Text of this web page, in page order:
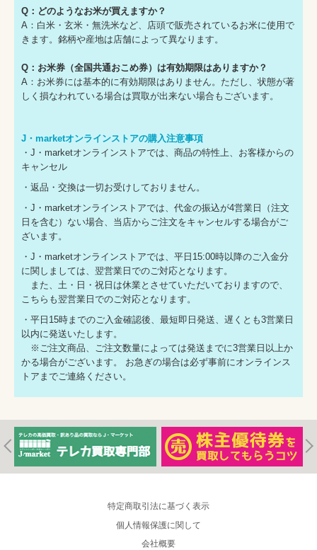
Q：どのようなお米が買えますか？
A：白米・玄米・無洗米など、店頭で販売されているお米に使用で
きます。銘柄や産地は店舗によって異なります。
Q：お米券（全国共通おこめ券）は有効期限はありますか？
A：お米券には基本的に有効期限はありません。ただし、状態が著
しく損なわれている場合は買取が出来ない場合もございます。
J・marketオンラインストアの購入注意事項
・J・marketオンラインストアでは、商品の特性上、お客様からの
キャンセル
・返品・交換は一切お受けしておりません。
・J・marketオンラインストアでは、代金の振込が4営業日（注文
日を含む）ない場合、当店からご注文をキャンセルする場合がご
ざいます。
・J・marketオンラインストアでは、平日15:00時以降のご入金分
に関しましては、翌営業日でのご対応となります。
また、土・日・祝日は休業とさせていただいておりますので、
こちらも翌営業日でのご対応となります。
・平日15時までのご入金確認後、最短即日発送、遅くとも3営業日
以内に発送いたします。
※ご注文商品、ご注文数量によっては発送までに3営業日以上か
かる場合がございます。 お急ぎの場合は必ず事前にオンラインス
トアまでご連絡ください。
特定商取引法に基づく表示
個人情報保護に関して
会社概要